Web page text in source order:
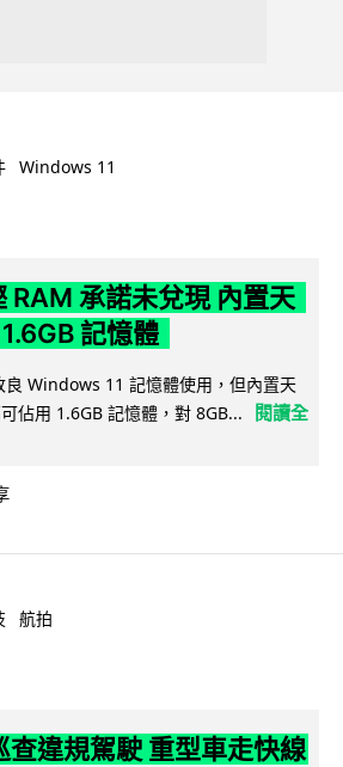
Windows 11
承諾未兌現 內置天
記憶體
Windows 11 記憶體使用，但內置天
佔用 1.6GB 記憶體，對 8GB...
閱讀全
航拍
查違規駕駛 重型車走快線